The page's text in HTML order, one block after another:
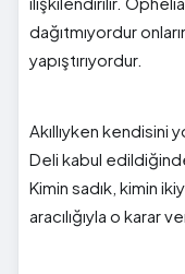
dağıtmıyordur
yapıştırıyordur.
Akıllıyken kendisini
Deli kabul
Kimin sadık, kimin
aracılığıyla o karar